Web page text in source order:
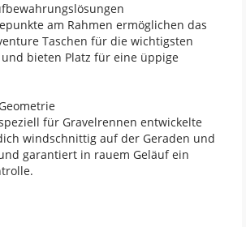
am Rahmen ermöglichen das
Taschen für die wichtigsten
bieten Platz für eine üppige
für Gravelrennen entwickelte
windschnittig auf der Geraden und
garantiert in rauem Geläuf ein